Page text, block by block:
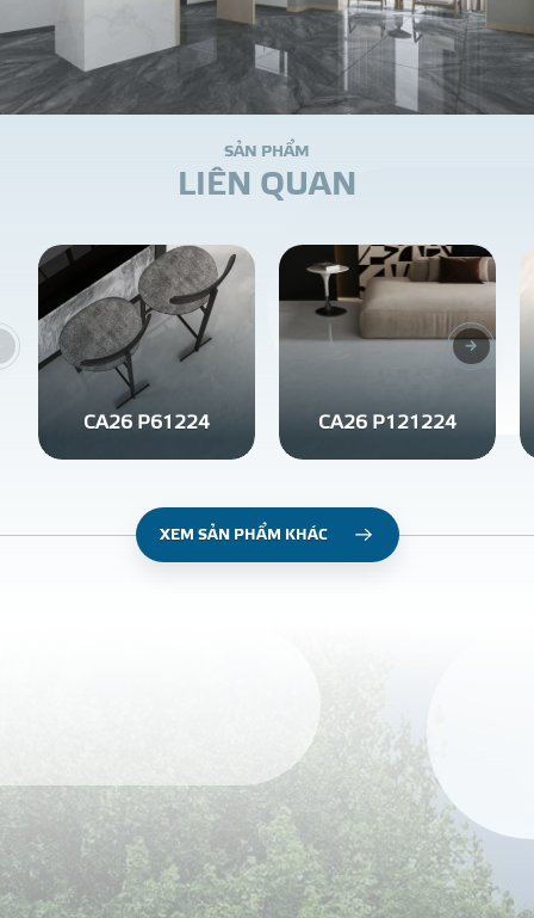
SẢN PHẨM
LIÊN QUAN
CA26 P61224 CA26 P121224
XEM SẢN PHẨM KHÁC